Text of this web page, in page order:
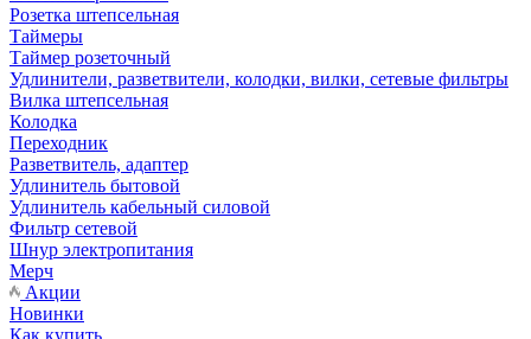
Розетка штепсельная
Таймеры
Таймер розеточный
Удлинители, разветвители, колодки, вилки, сетевые фильтры
Вилка штепсельная
Колодка
Переходник
Разветвитель, адаптер
Удлинитель бытовой
Удлинитель кабельный силовой
Фильтр сетевой
Шнур электропитания
Мерч
Акции
Новинки
Как купить